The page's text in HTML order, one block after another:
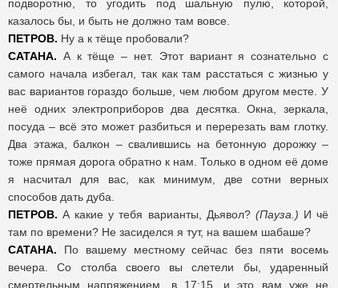
подворотню, то угодить под шальную пулю, которой,
казалось бы, и быть не должно там вовсе.
ПЕТРОВ. Ну а к тёще пробовали?
САТАНА. А к тёще – нет. Этот вариант я сознательно с
самого начала избегал, так как там расстаться с жизнью у
вас вариантов гораздо больше, чем любом другом месте. У
неё одних электроприборов два десятка. Окна, зеркала,
посуда – всё это может разбиться и перерезать вам глотку.
Два этажа, балкон – свалившись на бетонную дорожку –
тоже прямая дорога обратно к нам. Только в одном её доме
я насчитал для вас, как минимум, две сотни верных
способов дать дуба.
ПЕТРОВ. А какие у тебя варианты, Дьявол? (Пауза.) И чё
там по времени? Не засиделся я тут, на вашем шабаше?
САТАНА. По вашему местному сейчас без пяти восемь
вечера. Со столба своего вы слетели бы, ударенный
смертельным напряжением, в 17:15, и это вам уже не